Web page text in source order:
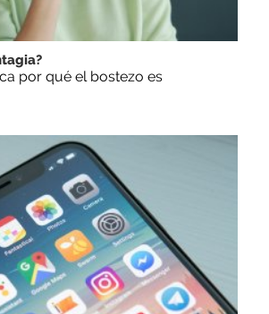
por qué el bostezo es